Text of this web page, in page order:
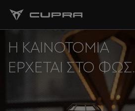
Η ΚΑΙΝΟΤΟΜΊΑ
ΈΡΧΕΤΑΙ ΣΤΟ ΦΩΣ.